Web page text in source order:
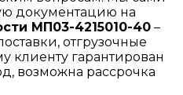
документацию на
МП03-4215010-40 –
отгрузочные
клиенту гарантирован
возможна рассрочка